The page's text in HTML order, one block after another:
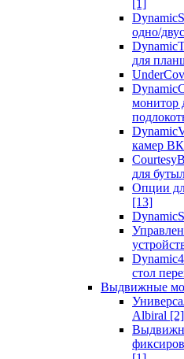
[1]
одно/
для
монитор
камер
для
Опции
[13]
стол
Выдвижные
Albiral [2]